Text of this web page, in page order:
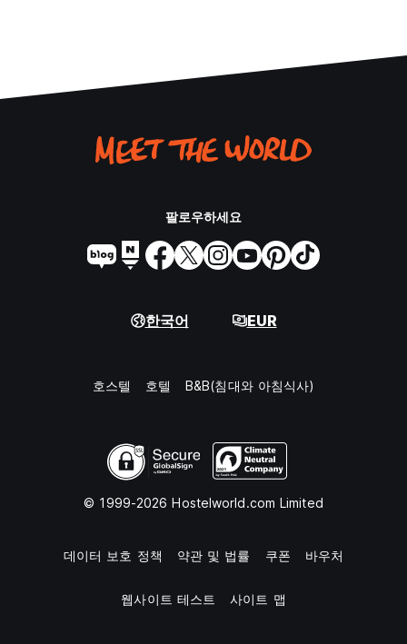
팔로우하세요
한국어 EUR
호스텔 호텔 B&B(침대와 아침식사)
© 1999-2026 Hostelworld.com Limited
데이터 보호 정책 약관 및 법률 쿠폰 바우처
웹사이트 테스트 사이트 맵